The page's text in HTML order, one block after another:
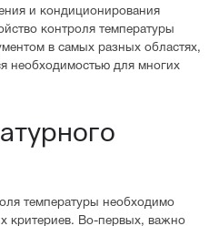
и кондиционирования
контроля температуры
в самых разных областях,
необходимостью для многих
температуры необходимо
критериев. Во-первых, важно